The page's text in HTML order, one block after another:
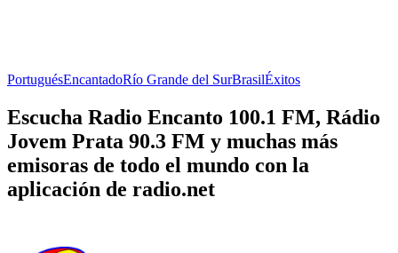
PortuguésEncantadoRío Grande del SurBrasilÉxitos
Escucha Radio Encanto 100.1 FM, Rádio
Jovem Prata 90.3 FM y muchas más
emisoras de todo el mundo con la
aplicación de radio.net